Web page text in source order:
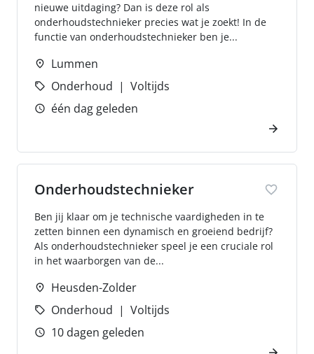
nieuwe uitdaging? Dan is deze rol als
onderhoudstechnieker precies wat je zoekt! In de
functie van onderhoudstechnieker ben je...
Lummen
Onderhoud
Voltijds
één dag geleden
Onderhoudstechnieker
Ben jij klaar om je technische vaardigheden in te
zetten binnen een dynamisch en groeiend bedrijf?
Als onderhoudstechnieker speel je een cruciale rol
in het waarborgen van de...
Heusden-Zolder
Onderhoud
Voltijds
10 dagen geleden